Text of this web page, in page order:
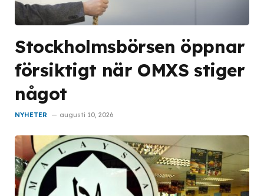
Stockholmsbörsen öppnar
försiktigt när OMXS stiger
något
NYHETER augusti 10, 2026